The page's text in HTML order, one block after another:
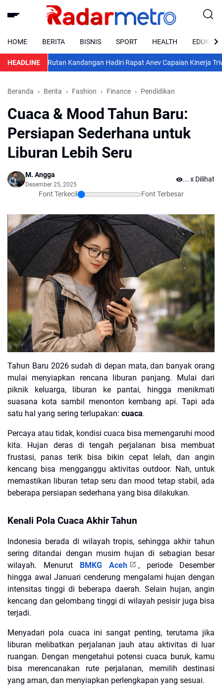
HOME BERITA BISNIS SPORT HEALTH EDUKASI
HEADLINERutan Kandangan Hadiri Rapat Anev Capaian Kinerja
Beranda Berita Fashion Finance Pendidikan
Cuaca & Mood Tahun Baru:
Persiapan Sederhana untuk
Liburan Lebih Seru
M. Angga
Desember 25, 2025
Font Terkecil Font Terbesar
... x Dilihat
Tahun Baru 2026 sudah di depan mata, dan banyak orang
mulai menyiapkan rencana liburan panjang. Mulai dari
piknik keluarga, liburan ke pantai, hingga menikmati
suasana kota sambil menonton kembang api. Tapi ada
satu hal yang sering terlupakan: cuaca.
Percaya atau tidak, kondisi cuaca bisa memengaruhi mood
kita. Hujan deras di tengah perjalanan bisa membuat
frustasi, panas terik bisa bikin cepat lelah, dan angin
kencang bisa mengganggu aktivitas outdoor. Nah, untuk
memastikan liburan tetap seru dan mood tetap stabil, ada
beberapa persiapan sederhana yang bisa dilakukan.
Kenali Pola Cuaca Akhir Tahun
Indonesia berada di wilayah tropis, sehingga akhir tahun
sering ditandai dengan musim hujan di sebagian besar
wilayah. Menurut
BMKG Aceh
, periode Desember
hingga awal Januari cenderung mengalami hujan dengan
intensitas tinggi di beberapa daerah. Selain hujan, angin
kencang dan gelombang tinggi di wilayah pesisir juga bisa
terjadi.
Menyadari pola cuaca ini sangat penting, terutama jika
liburan melibatkan perjalanan jauh atau aktivitas di luar
ruangan. Dengan mengetahui potensi cuaca buruk, kamu
bisa merencanakan rute perjalanan, memilih destinasi
yang aman, dan menyiapkan perlengkapan yang sesuai.